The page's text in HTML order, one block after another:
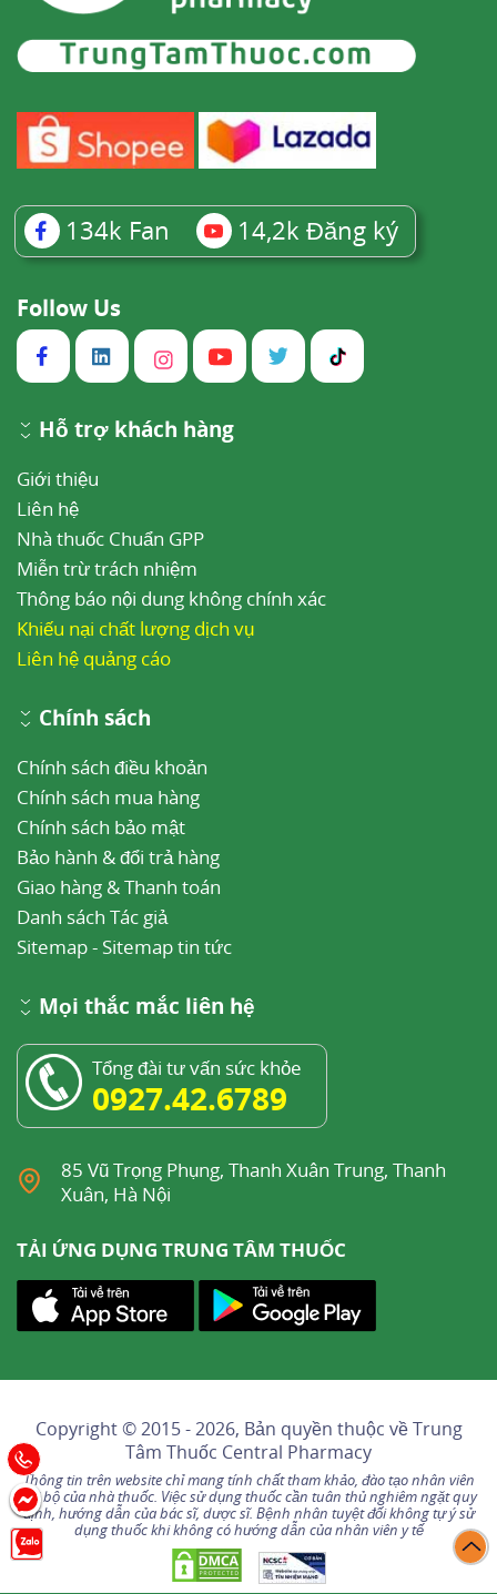
134k Fan 14,2k Đăng ký
Follow Us
Hỗ trợ khách hàng
Giới thiệu
Liên hệ
Nhà thuốc Chuẩn GPP
Miễn trừ trách nhiệm
Thông báo nội dung không chính xác
Khiếu nại chất lượng dịch vụ
Liên hệ quảng cáo
Chính sách
Chính sách điều khoản
Chính sách mua hàng
Chính sách bảo mật
Bảo hành & đổi trả hàng
Giao hàng & Thanh toán
Danh sách Tác giả
Sitemap- Sitemap tin tức
Mọi thắc mắc liên hệ
Tổng đài tư vấn sức khỏe
0927.42.6789
85 Vũ Trọng Phụng, Thanh Xuân Trung, Thanh
Xuân, Hà Nội
TẢI ỨNG DỤNG TRUNG TÂM THUỐC
Copyright © 2015 - 2026, Bản quyền thuộc vềTrung
Tâm Thuốc Central Pharmacy
Thông tin trên website chỉ mang tính chất tham khảo, đào tạo nhân viên
nội bộ của nhà thuốc. Việc sử dụng thuốc cần tuân thủ nghiêm ngặt quy
định, hướng dẫn của bác sĩ, dược sĩ. Bệnh nhân tuyệt đối không tự ý sử
dụng thuốc khi không có hướng dẫn của nhân viên y tế